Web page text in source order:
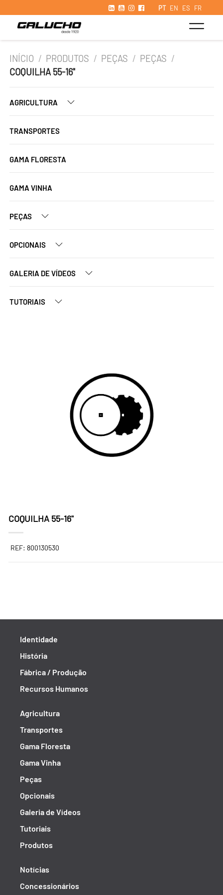
PT EN ES FR
INÍCIO / PRODUTOS / PEÇAS / PEÇAS /
COQUILHA 55-16"
AGRICULTURA
TRANSPORTES
GAMA FLORESTA
GAMA VINHA
PEÇAS
OPCIONAIS
GALERIA DE VÍDEOS
TUTORIAIS
COQUILHA 55-16"
REF: 800130530
Identidade
História
Fábrica / Produção
Recursos Humanos
Agricultura
Transportes
Gama Floresta
Gama Vinha
Peças
Opcionais
Galeria de Vídeos
Tutoriais
Produtos
Notícias
Concessionários